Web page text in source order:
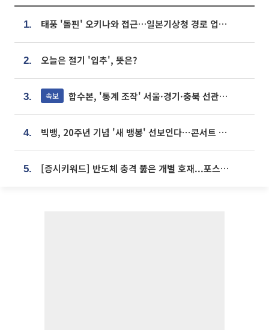
1. 태풍 '돌핀' 오키나와 접근…일본기상청 경로 업데이트
2. 오늘은 절기 '입추', 뜻은?
3. 속보 합수본, '통계 조작' 서울·경기·충북 선관위 등 추가 압수수색
4. 빅뱅, 20주년 기념 '새 뱅봉' 선보인다⋯콘서트 앞두고 팝업 개최
5. [증시키워드] 반도체 충격 뚫은 개별 호재...포스코퓨처엠·에코프로·한화솔루션 '눈길'